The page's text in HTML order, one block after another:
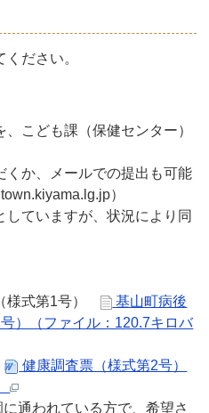
ださい。
こども課（保健センター）
くか、メールでの提出も可能
）
ていますが、状況により同
様式第1号）
基山町病後
）（ファイル：120.7キロバ
健康調査票（様式第2号）
われている方で、希望さ